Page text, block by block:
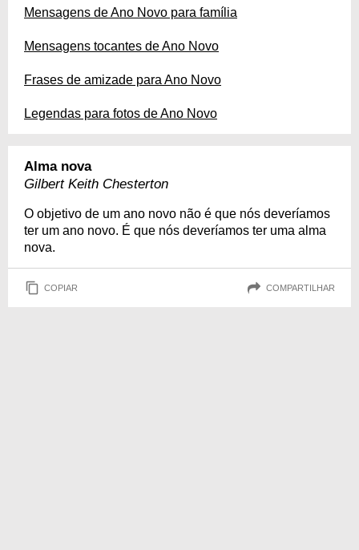
Mensagens de Ano Novo para família
Mensagens tocantes de Ano Novo
Frases de amizade para Ano Novo
Legendas para fotos de Ano Novo
Alma nova
Gilbert Keith Chesterton
O objetivo de um ano novo não é que nós deveríamos
ter um ano novo. É que nós deveríamos ter uma alma
nova.
COPIAR COMPARTILHAR